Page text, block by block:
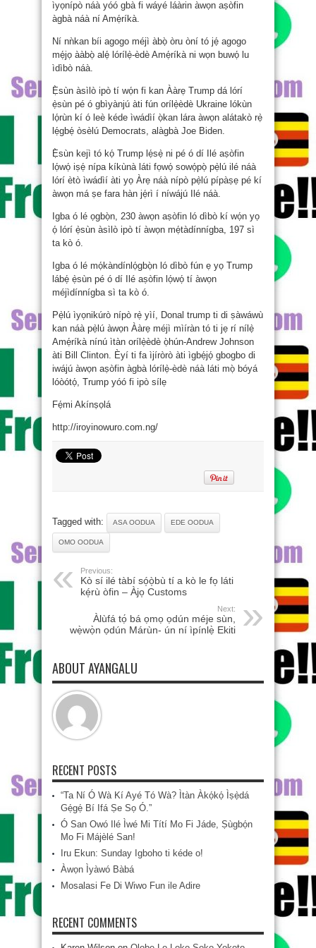
ìyọnípò náà yóó gbà fi wáyé láàrin àwọn aṣòfin
àgbà náà ní Amẹ́ríkà.
Ní nǹkan bíi agogo méjì àbọ̀ òru òní tó jẹ́ agogo
mẹ́jọ ààbọ̀ alẹ́ lórílẹ̀-èdè Amẹ́ríkà ni wọn buwọ́ lu
ìdìbò náà.
Ẹ̀sùn àsìlò ipò tí wọ́n fi kan Ààrẹ Trump dá lórí
ẹ̀sùn pé ó gbìyànjú àti fún orílẹ̀èdè Ukraine lókùn
lọ́rùn kí ó leè kéde ìwádìí ọ̀kan lára àwọn alátakò rẹ̀
lẹ́gbẹ́ òsèlú Democrats, alàgbà Joe Biden.
Ẹ̀sùn kejì tó kọ́ Trump lẹ́sẹ̀ ni pé ó dí Ilé aṣòfin
lọ́wọ́ iṣẹ́ nípa kíkùnà láti fọwọ́ sowọ́pọ̀ pẹ̀lú ilé náà
lórí ètò ìwádìí àti yọ Àrẹ náà nípò pẹ̀lú pípàṣẹ pé kí
àwọn má ṣe fara hàn jẹ́rì í níwájú Ilé náà.
Igba ó lé ọgbọ̀n, 230 àwọn aṣòfin ló dìbò kí wọ́n yọ
ọ́ lórí ẹ̀sùn àsìlò ipò tí àwọn mẹ́tàdínnígba, 197 sì
ta kò ó.
Igba ó lé mọ́kàndínlọ́gbọ̀n ló dìbò fún ẹ yọ Trump
lábẹ́ ẹ̀sùn pé ó dí Ilé aṣòfin lọ́wọ́ tí àwọn
méjìdínnígba sì ta kò ó.
Pẹ̀lú ìyọnikúrò nípò rẹ̀ yìí, Donal trump ti di ṣàwáwù
kan náà pẹ̀lú àwọn Ààrẹ méjì mìíràn tó ti jẹ rí nílẹ̀
Amẹ́ríkà nínú ìtàn orílẹ̀èdè ọ̀hún-Andrew Johnson
àti Bill Clinton. Èyí ti fa ìjíròrò àti ìgbẹ́jọ́ gbogbo di
iwájú àwọn aṣòfin àgbà lórílẹ̀-èdè náà láti mọ̀ bóyá
lóòótọ́, Trump yóó fi ipò sílẹ
Fẹ́mi Akínṣọlá
http://iroyinowuro.com.ng/
Tagged with: ASA OODUA EDE OODUA
OMO OODUA
Previous:
Kò sí ilé tàbí só̩ò̩bù tí a kò le fo̩ láti
ké̩rù òfin – Àjo̩ Customs
Next:
Àlùfá tọ́ bá ọmọ ọdún méje sùn,
wẹ̀wọ̀n ọdún Márùn- ún ní ìpínlẹ̀ Ekiti
ABOUT AYANGALU
RECENT POSTS
“Ta Ní Ó Wà Kí Ayé Tó Wà? Ìtàn Àkọ́kọ́ Ìṣẹ̀dá
Gẹ́gẹ́ Bí Ifá Ṣe Sọ Ó.”
Ó San Owó Ilé Ìwé Mi Títí Mo Fi Jáde, Ṣùgbọ́n
Mo Fi Májèlé San!
Iru Ekun: Sunday Igboho ti kéde o!
Àwọn Ìyàwó Bàbá
Mosalasi Fe Di Wiwo Fun ile Adire
RECENT COMMENTS